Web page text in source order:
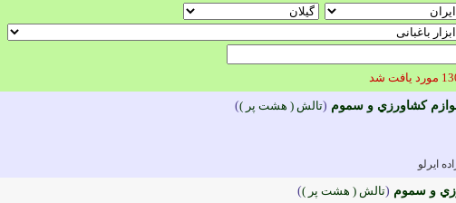
یافت شد
کشاورزي و سموم (تالش ( هشت پر ))
ايرلو
و سموم (تالش ( هشت پر ))